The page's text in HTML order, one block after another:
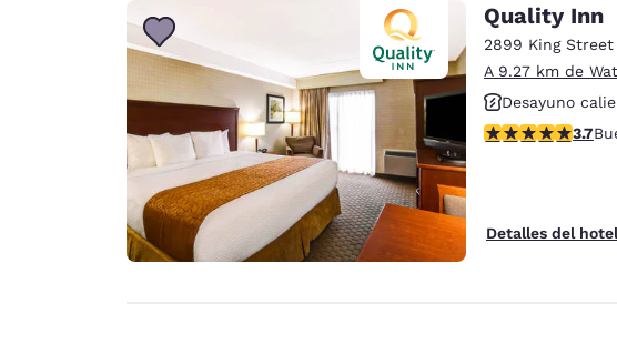
Quality Inn
2899 King Street
A 9.27 km de
Desayuno
calificación de
3.7
Detalles del hotel